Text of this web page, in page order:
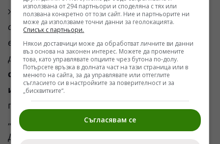
жалва. Чудомир Александров му казал:„Защо
се оплакваш, бе Андрей? Нали ти направи
всичко това!“Никога няма да забравя тези
думи.Ако нещо не се е получило, не е
станало, провалило се е, то вината винаги
има лично и фамилно име.
принцип някакви абстрактни категории като
„комунистите“, „демократите“, „агентите на
ДС“, „соросоидите“, „рубладжиите“ и други.
използвана от 294 партньори и споделяна с тях или
ползвана конкретно от този сайт. Ние и партньорите ни
може да използваме точни данни за геолокацията.
Списък с партньори.
Някои доставчици може да обработват личните ви данни
въз основа на законен интерес. Можете да промените
това, като управлявате опциите чрез бутона по-долу.
Потърсете връзка в долната част на тази страница или в
менюто на сайта, за да управлявате или оттеглите
съгласието си в настройките за поверителност и за
„бисквитките“.
Съгласявам се